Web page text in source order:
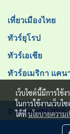
เที่ยวเมืองไทย
ทัวร์ยุโรป
ทัวร์เอเชีย
ทัวร์อเมริกา แคน
© Copyright 2016
เว็บไซต์นี้มีการใช้
ในการใช้งานเว็บ
ได้ที่นโยบายความ